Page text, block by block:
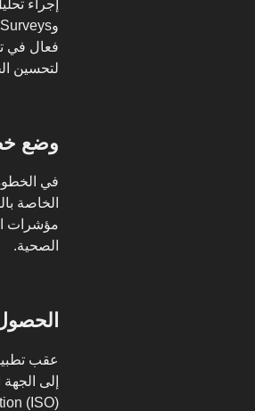
فعال في
لتحسين
وضع
الخاصة
الصحية.
عقب